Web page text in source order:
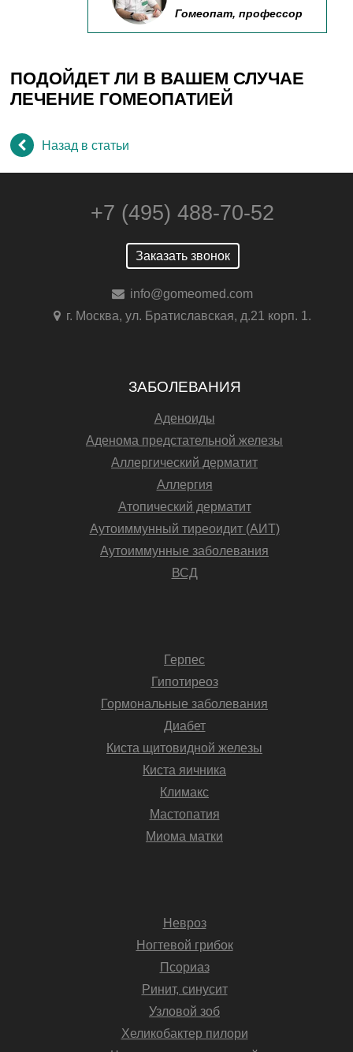
Гомеопат, профессор
ПОДОЙДЕТ ЛИ В ВАШЕМ СЛУЧАЕ
ЛЕЧЕНИЕ ГОМЕОПАТИЕЙ
Назад в статьи
+7 (495) 488-70-52
Заказать звонок
info@gomeomed.com
г. Москва, ул. Братиславская, д.21 корп. 1.
ЗАБОЛЕВАНИЯ
Аденоиды
Аденома предстательной железы
Аллергический дерматит
Аллергия
Атопический дерматит
Аутоиммунный тиреоидит (АИТ)
Аутоиммунные заболевания
ВСД
Герпес
Гипотиреоз
Гормональные заболевания
Диабет
Киста щитовидной железы
Киста яичника
Климакс
Мастопатия
Миома матки
Невроз
Ногтевой грибок
Псориаз
Ринит, синусит
Узловой зоб
Хеликобактер пилори